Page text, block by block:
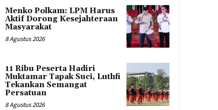
Menko Polkam: LPM Harus
Aktif Dorong Kesejahteraan
Masyarakat
8 Agustus 2026
11 Ribu Peserta Hadiri
Muktamar Tapak Suci, Luthfi
Tekankan Semangat
Persatuan
8 Agustus 2026